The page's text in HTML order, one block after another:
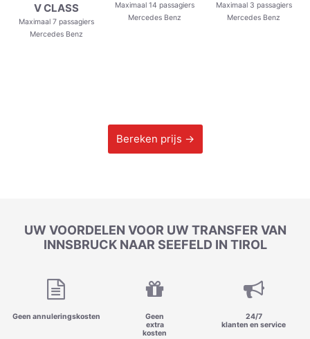
V CLASS
Maximaal 7 passagiers
Mercedes Benz
Maximaal 14 passagiers
Mercedes Benz
Maximaal 3 passagiers
Mercedes Benz
Bereken prijs →
UW VOORDELEN VOOR UW TRANSFER VAN
INNSBRUCK NAAR SEEFELD IN TIROL
Geen annuleringskosten
Geen
extra
kosten
24/7
klanten en service